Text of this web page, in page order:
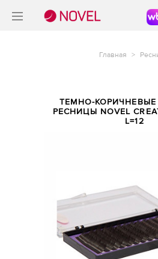
Главная >
ТЕМНО-
РЕСНИЦЫ NOVEL
L=12